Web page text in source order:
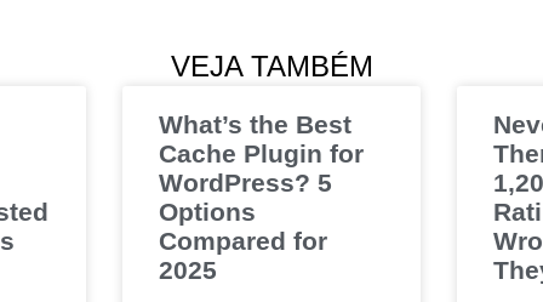
VEJA TAMBÉM
What’s the Best
Cache Plugin for
WordPress? 5
Options
Compared for
2025